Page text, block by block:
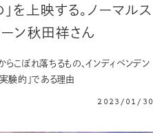
」を上映する。ノーマルス
ーン秋田祥さん
らこぼれ落ちるもの、インディペンデン
実験的」である理由
2023/01/30